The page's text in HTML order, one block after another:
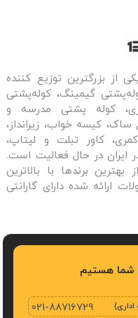
از بزرگترین توزیع کننده
گیمینگ، کوله‌پشتی
کوله پشتی مدرسه و
کیسه خواب، زیرانداز،
کاور تبلت و لپتاپ،
ایران در حال فعالیت است.
برندها با بالاترین
ارائه شده دارای گارانتی
021-88716729